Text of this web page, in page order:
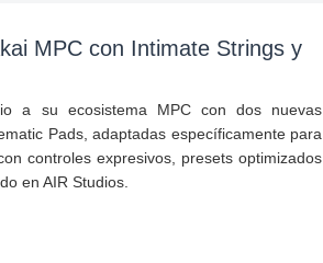
MPC con Intimate Strings y
a su ecosistema MPC con dos nuevas
Pads, adaptadas específicamente para
controles expresivos, presets optimizados
en AIR Studios.